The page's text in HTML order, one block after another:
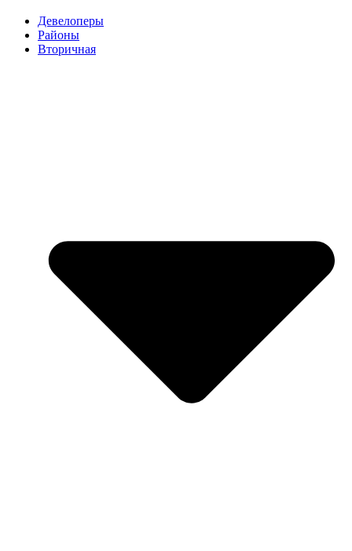
Девелоперы
Районы
Вторичная